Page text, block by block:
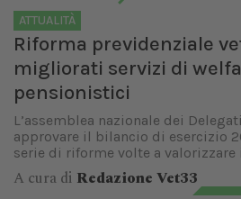
ATTUALITÀ
Riforma previdenziale
migliorati servizi di
pensionistici
L’assemblea nazionale dei
approvare il bilancio di esercizio
serie di riforme volte a valorizzare
A cura di Redazione Vet33